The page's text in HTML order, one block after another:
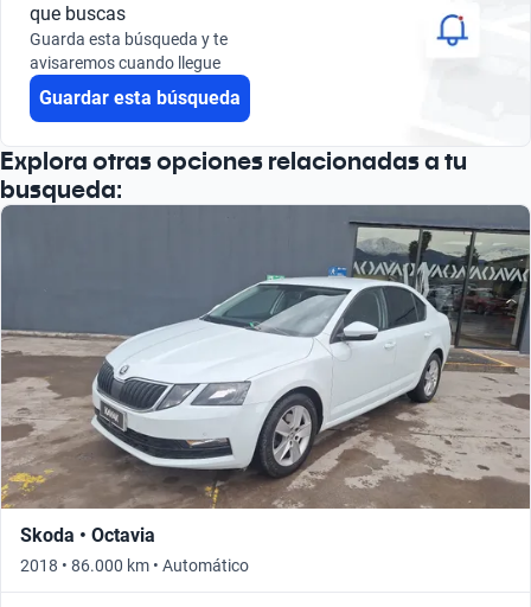
que buscas
Guarda esta búsqueda y te
avisaremos cuando llegue
Guardar esta búsqueda
Explora otras opciones relacionadas a tu
busqueda:
Skoda • Octavia
2018 • 86.000 km • Automático